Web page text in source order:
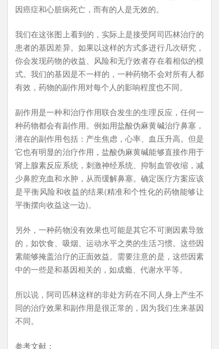
因癌症和心脏病死亡，而有的人是无效的。
我们在这张图上看到的，实际上是接受阿司匹林治疗的
患者的基因差异。如果以这样的方式多进行几次研究，
你会发现药物的收益、风险和无疗效者存在着相似的模
式。我们的基因是不一样的，一种药物不会对所有人都
有效，药物的副作用对每个人的影响程度也不同。
副作用是一种和治疗作用联合发生的生理反应，任何一
种药物都会有副作用。例如用盐酸伪麻黄碱治疗鼻塞，
潜在的副作用包括：产生焦虑，心率、血压升高。但是
它也有明显的治疗作用，盐酸伪麻黄碱能够直接作用于
肾上腺素反应系统，刺激神经系统、抑制血管收缩，减
少鼻腔充血和水肿，从而缓解鼻塞。确定医疗方案应该
是平衡风险和收益的结果(精准和个性化的药物能够让
平衡摆向收益这一边)。
另外，一种药物没有效果也可能是其它不可测因素导致
的，如饮食、吸烟、运动水平之类的生活习惯。这些因
素能够掩盖治疗的正面效益。需要注意的是，这些因素
中的一些是和基因相关的，如成瘾、代谢水平等。
所以说，阿司匹林这样的非处方药在不同人身上产生不
同的治疗效果和副作用是很正常的，因为我们生来基因
不同。
参考文献：